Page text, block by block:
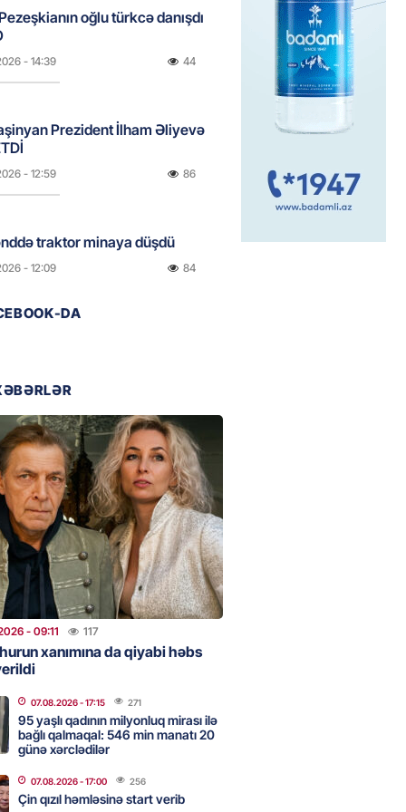
oğlu türkcə danışdı
- 14:39 44
Prezident İlham Əliyevə
- 12:59 86
traktor minaya düşdü
- 12:09 84
pullarını başqa qadınlara
- 10:47 79
08.08.08: Gürcüstan və
nə dəyişdi?
- 10:22 234
nişanında mediaya hücum
VİDEO
- 09:20 92
xanımına da qiyabi həbs
DA
- 09:11 117
xanımına da qiyabi həbs
07.08.2026- 17:15 271
95 yaşlı qadının milyonluq mirası ilə
bağlı qalmaqal: 546 min manatı 20
günə xərclədilər
07.08.2026- 17:00 256
Çin qızıl həmləsinə start verib